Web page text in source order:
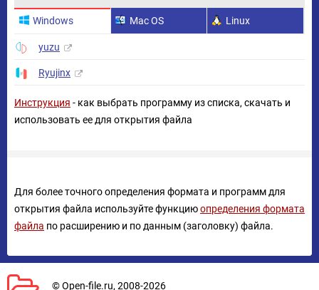
Windows Mac OS Linux
yuzu
Ryujinx
Инструкция - как выбрать программу из списка, скачать и
использовать ее для открытия файла
Для более точного определения формата и программ для
открытия файла используйте функциюопределения формата
файла по расширению и по данным (заголовку) файла.
© Open-file.ru, 2008-2026